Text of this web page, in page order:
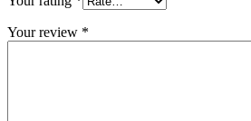
Your review *